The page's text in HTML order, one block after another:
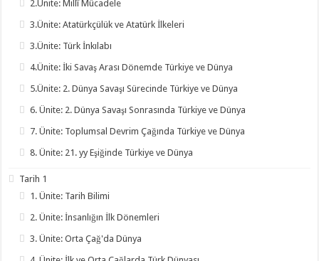
2.Ünite: Millî Mücadele
3.Ünite: Atatürkçülük ve Atatürk İlkeleri
3.Ünite: Türk İnkılabı
4.Ünite: İki Savaş Arası Dönemde Türkiye ve Dünya
5.Ünite: 2. Dünya Savaşı Sürecinde Türkiye ve Dünya
6. Ünite: 2. Dünya Savaşı Sonrasında Türkiye ve Dünya
7. Ünite: Toplumsal Devrim Çağında Türkiye ve Dünya
8. Ünite: 21. yy Eşiğinde Türkiye ve Dünya
Tarih 1
1. Ünite: Tarih Bilimi
2. Ünite: İnsanlığın İlk Dönemleri
3. Ünite: Orta Çağ'da Dünya